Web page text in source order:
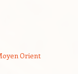
Orient